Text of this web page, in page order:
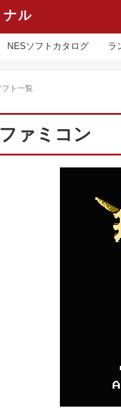
ナル
NESソフトカタログ ラ
ト一覧
ァミコン